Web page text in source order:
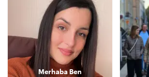
Merhaba Ben